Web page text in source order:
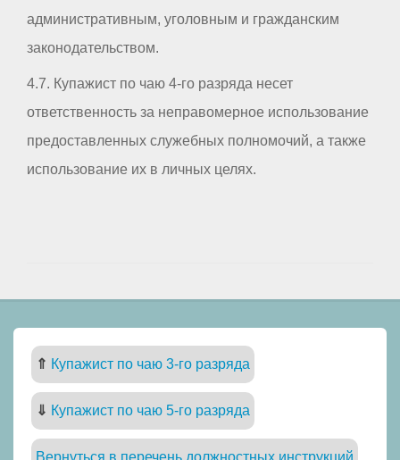
административным, уголовным и гражданским
законодательством.
4.7. Купажист по чаю 4-го разряда несет
ответственность за неправомерное использование
предоставленных служебных полномочий, а также
использование их в личных целях.
⇑ Купажист по чаю 3-го разряда
⇓ Купажист по чаю 5-го разряда